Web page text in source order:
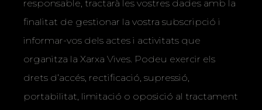
responsable, tractarà les vostres dades amb la
finalitat de gestionar la vostra subscripció i
informar-vos dels actes i activitats que
organitza la Xarxa Vives. Podeu exercir els
drets d’accés, rectificació, supressió,
portabilitat, limitació o oposició al tractament